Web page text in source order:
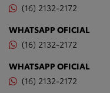
(16) 2132-2172
WHATSAPP OFICIAL
(16) 2132-2172
WHATSAPP OFICIAL
(16) 2132-2172